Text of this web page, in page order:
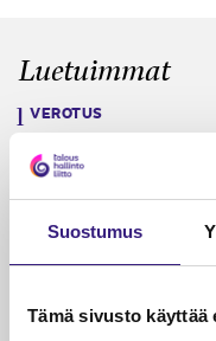
Suostumus
Tämä sivusto käyttää
Luetuimmat
VEROTUS
verotuksessa –
veloitus ja